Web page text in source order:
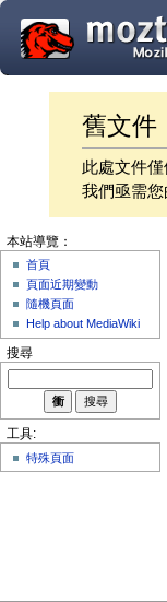
舊文件
此處文件
我們亟需
本站導覽：
首頁
頁面近期變動
隨機頁面
Help about MediaWiki
搜尋
工具:
特殊頁面